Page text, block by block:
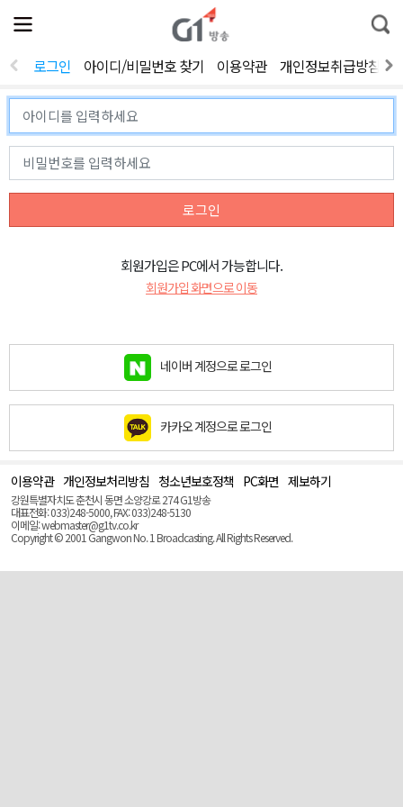
전
체
뉴
열
통
합
색
로그인 아이디/비밀번호 찾기 이용약관 개인정보취급방침
로그인
회원가입은 PC에서 가능합니다.
회원가입 화면으로 이동
네이버 계정으로 로그인
카카오 계정으로 로그인
이용약관 개인정보처리방침 청소년보호정책 PC화면 제보하기
강원특별자치도 춘천시 동면 소양강로 274 G1방송
대표전화: 033)248-5000, FAX: 033)248-5130
이메일: webmaster@g1tv.co.kr
Copyright © 2001 Gangwon No. 1 Broadcasting. All Rights Reserved.